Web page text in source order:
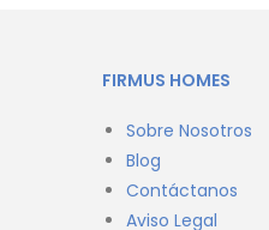
FIRMUS HOMES
Sobre Nosotros
Blog
Contáctanos
Aviso Legal